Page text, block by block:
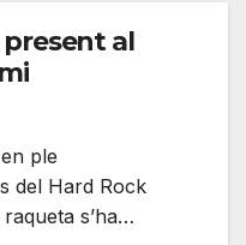
al
ple
del Hard Rock
s’ha…